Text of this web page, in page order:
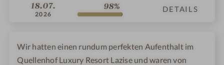
18.07.
2026
98% DETAILS
Wir hatten einen rundum perfekten Aufenthalt im
Quellenhof Luxury Resort Lazise und waren von